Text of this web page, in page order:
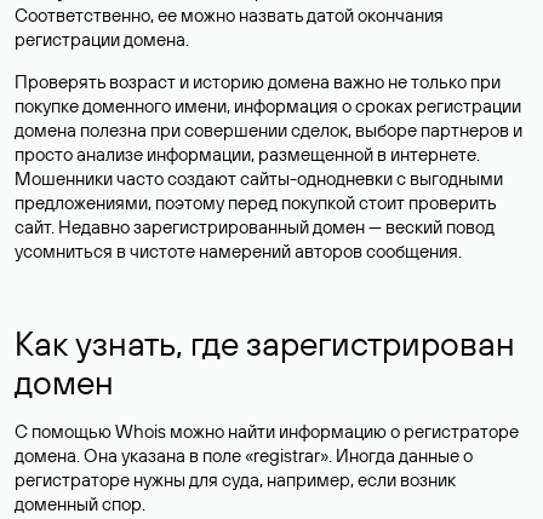
Соответственно, ее можно назвать датой окончания
регистрации домена.
Проверять возраст и историю домена важно не только при
покупке доменного имени, информация о сроках регистрации
домена полезна при совершении сделок, выборе партнеров и
просто анализе информации, размещенной в интернете.
Мошенники часто создают сайты-однодневки с выгодными
предложениями, поэтому перед покупкой стоит проверить
сайт. Недавно зарегистрированный домен — веский повод
усомниться в чистоте намерений авторов сообщения.
Как узнать, где зарегистрирован
домен
С помощью Whois можно найти информацию о регистраторе
домена. Она указана в поле «registrar». Иногда данные о
регистраторе нужны для суда, например, если возник
доменный спор.